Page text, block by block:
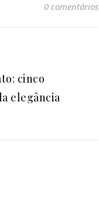
0 comentários
cinco
elegância